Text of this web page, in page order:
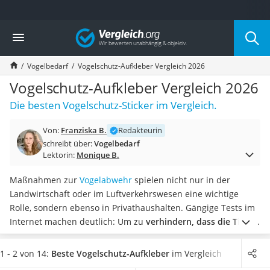
Die beliebtesten Vergleiche nach Kategorie
Drogerie
Inhalator
Haarschneider
Rollator
Braun Rasierer
Katzenklappe (Chip)
Masturbator
Massagepistole
Reisehaartrockner
Eiweißpulver
Magnesiumpräparat
Katzenklappe
Nackenmassagegerät
Zeckenschutz Katze
Vergleich
Vogelbedarf Vogelschutz-Aufkleber Vergleich 2026
Vogelschutz-Aufkleber Vergleich 2026
Die besten Vogelschutz-Sticker im Vergleich.
Von: Franziska B.
Redakteurin
schreibt über:Vogelbedarf
Lektorin: Monique B.
Maßnahmen zur Vogelabwehr spielen nicht nur in der
Landwirtschaft oder im Luftverkehrswesen eine wichtige
Rolle, sondern ebenso in Privathaushalten. Gängige Tests im
Internet machen deutlich: Um zu verhindern, dass die Tiere
mit den Glasflächen Ihres Hauses kollidieren, statten Sie Ihre
Fensterscheibe am besten mit speziellen Vogelschutz-
1 - 2 von 14: Beste Vogelschutz-Aufkleber im Vergleich